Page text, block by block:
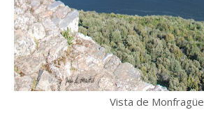
Vista de Monfragüe